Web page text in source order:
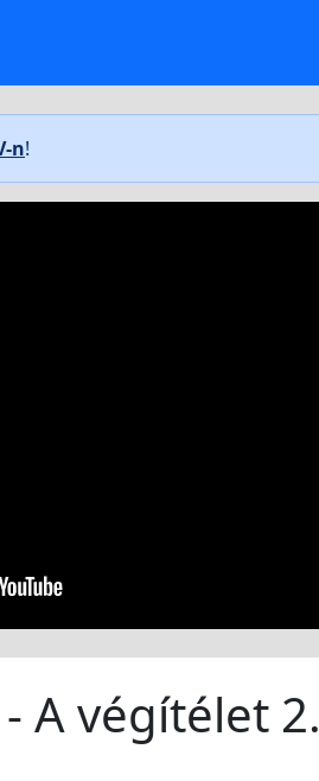
n!
A végítélet 2.